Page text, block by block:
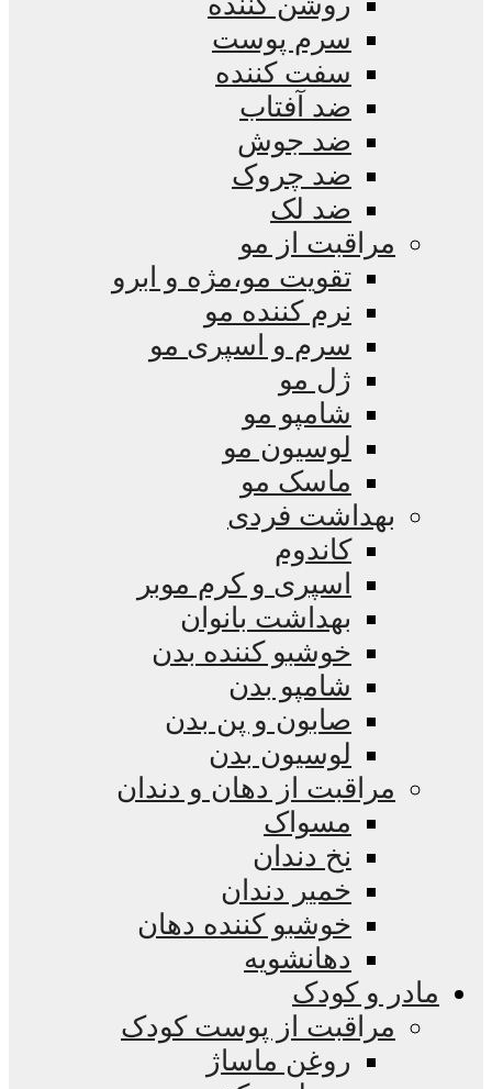
سرم پوست
سفت کننده
ضد آفتاب
ضد جوش
ضد چروک
ضد لک
مراقبت از مو
تقویت مو،مژه و ابرو
نرم کننده مو
سرم و اسپری مو
ژل مو
شامپو مو
لوسیون مو
ماسک مو
بهداشت فردی
کاندوم
اسپری و کرم موبر
بهداشت بانوان
خوشبو کننده بدن
شامپو بدن
صابون و پن بدن
لوسیون بدن
مراقبت از دهان و دندان
مسواک
نخ دندان
خمیر دندان
خوشبو کننده دهان
دهانشویه
مادر و کودک
مراقبت از پوست کودک
روغن ماساژ